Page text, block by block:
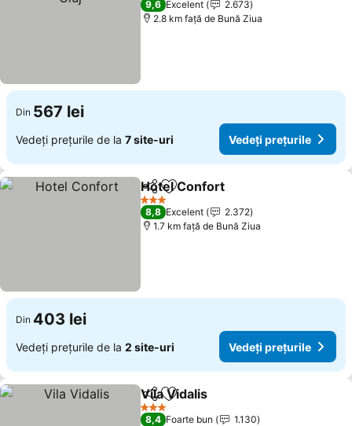
9,6 Excelent
2.673
2.8 km faţă de Bună Ziua
Din 567 lei
Vedeți prețurile de la 7 site-uri Vedeți prețurile
DistribuițiAdăugaţi la favorite
Hotel Confort
3 Stele
8,8 Excelent
2.372
1.7 km faţă de Bună Ziua
Din 403 lei
Vedeți prețurile de la 2 site-uri Vedeți prețurile
DistribuițiAdăugaţi la favorite
Vila Vidalis
3 Stele
8,4 Foarte bun
1.130